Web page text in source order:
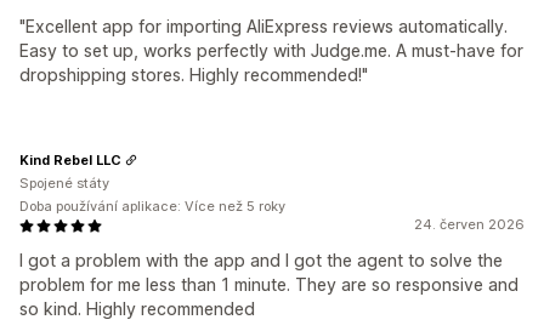
"Excellent app for importing AliExpress reviews automatically.
Easy to set up, works perfectly with Judge.me. A must-have for
dropshipping stores. Highly recommended!"
24. červen 2026
I got a problem with the app and I got the agent to solve the
problem for me less than 1 minute. They are so responsive and
so kind. Highly recommended
Kind Rebel LLC
Spojené státy
Doba používání aplikace: Více než 5 roky